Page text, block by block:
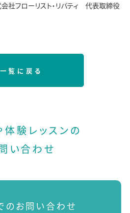
フローリスト・リバティ 代表取締役
一覧に戻る
体験レッスンの
い合わせ
のお問い合わせ